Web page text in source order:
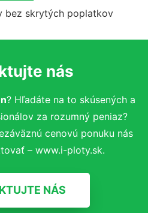
bez skrytých poplatkov
nás
? Hľadáte na to skúsených a
za rozumný peniaz?
cenovú ponuku nás
– www.i-ploty.sk.
NÁS